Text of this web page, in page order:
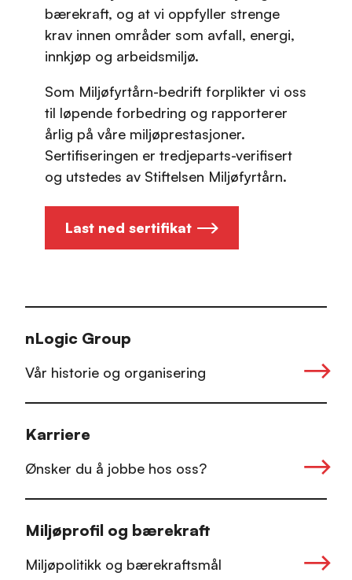
bærekraft, og at vi oppfyller strenge
krav innen områder som avfall, energi,
innkjøp og arbeidsmiljø.
Som Miljøfyrtårn-bedrift forplikter vi oss
til løpende forbedring og rapporterer
årlig på våre miljøprestasjoner.
Sertifiseringen er tredjeparts-verifisert
og utstedes av Stiftelsen Miljøfyrtårn.
Last ned sertifikat
nLogic Group
Vår historie og organisering
Karriere
Ønsker du å jobbe hos oss?
Miljøprofil og bærekraft
Miljøpolitikk og bærekraftsmål